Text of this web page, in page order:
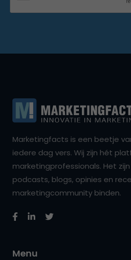
Marketingfacts is een beetje
iedere dag vers. Wij zijn hét
marketingprofessionals. Het
podcasts, blogs, opinies en
marketingcommunity binden.
Menu